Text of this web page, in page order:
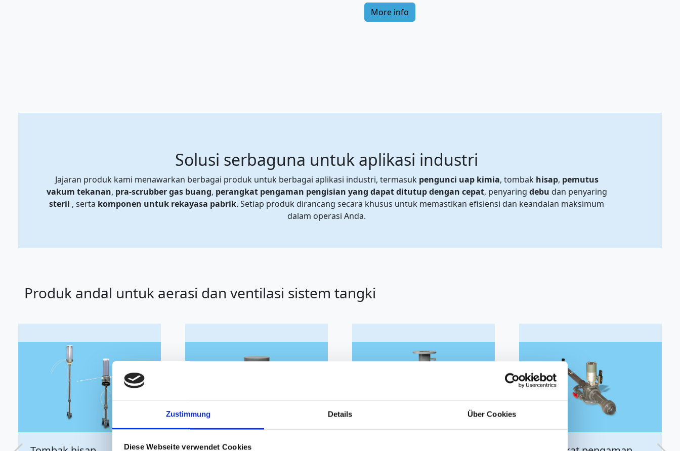
Diese Webseite verwendet Cookies
Wir verwenden Cookies, um Inhalte und Anzeigen zu personalisieren, Funktionen für soziale Medien anbieten zu können
und die Zugriffe auf unsere Website zu analysieren. Außerdem geben wir Informationen zu Ihrer Verwendung unserer
More info
Solusi serbaguna untuk aplikasi industri
Jajaran produk kami menawarkan berbagai produk untuk berbagai aplikasi industri, termasuk pengunci uap kimia, tombak hisap, pemutus
vakum tekanan, pra-scrubber gas buang, perangkat pengaman pengisian yang dapat ditutup dengan cepat, penyaring debu dan penyaring
steril , serta komponen untuk rekayasa pabrik. Setiap produk dirancang secara khusus untuk memastikan efisiensi dan keandalan maksimum
dalam operasi Anda.
Produk andal untuk aerasi dan ventilasi sistem tangki